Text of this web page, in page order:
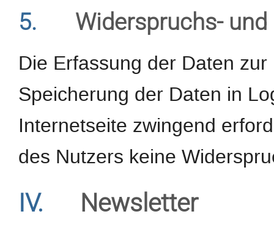
5. Widerspruchs-
Die Erfassung der Daten
Speicherung der Daten in
Internetseite zwingend
des Nutzers keine
IV. Newsletter